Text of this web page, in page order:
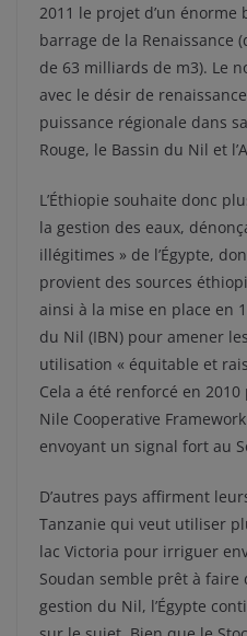
2011 le projet d’un
barrage de la Renaissance
de 63 milliards de m3). Le
avec le désir de
puissance régionale dans
Rouge, le Bassin du Nil et
L’Éthiopie souhaite donc
la gestion des eaux,
illégitimes » de l’Égypte,
provient des sources
ainsi à la mise en place en
du Nil (IBN) pour amener
utilisation « équitable et
Cela a été renforcé en
Nile Cooperative
envoyant un signal fort au
D’autres pays affirment
Tanzanie qui veut utiliser
lac Victoria pour irriguer
Soudan semble prêt à faire
gestion du Nil, l’Égypte